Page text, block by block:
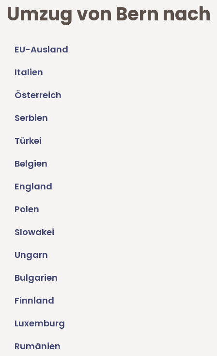
Umzug von Bern nach
EU-Ausland
Italien
Österreich
Serbien
Türkei
Belgien
England
Polen
Slowakei
Ungarn
Bulgarien
Finnland
Luxemburg
Rumänien